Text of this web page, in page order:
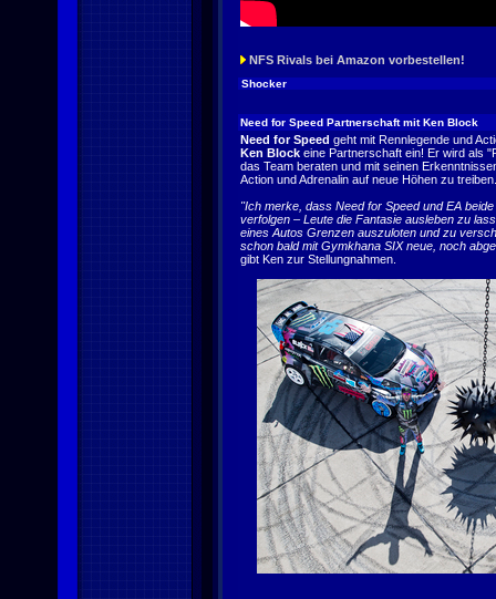
NFS Rivals bei Amazon vorbestellen!
Shocker
Need for Speed Partnerschaft mit Ken Block
Need for Speed geht mit Rennlegende und
Ken Block eine Partnerschaft ein! Er wird als
das Team beraten und mit seinen
Action und Adrenalin auf neue Höhen zu treiben.
"Ich merke, dass Need for Speed und EA
verfolgen – Leute die Fantasie ausleben zu
eines Autos Grenzen auszuloten und zu
schon bald mit Gymkhana SIX neue, noch
gibt Ken zur Stellungnahmen.